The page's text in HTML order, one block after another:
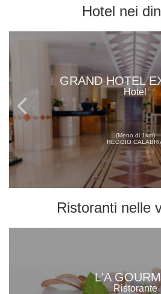
Hotel nei
GRAND HOTEL
Hotel
(Meno di 1km)
REGGIO
Ristoranti nelle
L'A
Ristorante